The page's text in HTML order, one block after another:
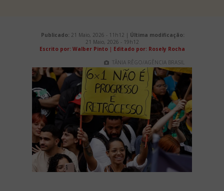
Publicado: 21 Maio, 2026 - 11h12 | Última modificação:
21 Maio, 2026 - 19h12
Escrito por: Walber Pinto| Editado por: Rosely Rocha
TÂNIA RÊGO/AGÊNCIA BRASIL